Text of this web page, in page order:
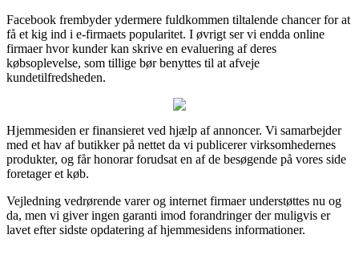
Facebook frembyder ydermere fuldkommen tiltalende chancer for at
få et kig ind i e-firmaets popularitet. I øvrigt ser vi endda online
firmaer hvor kunder kan skrive en evaluering af deres
købsoplevelse, som tillige bør benyttes til at afveje
kundetilfredsheden.
Hjemmesiden er finansieret ved hjælp af annoncer. Vi samarbejder
med et hav af butikker på nettet da vi publicerer virksomhedernes
produkter, og får honorar forudsat en af de besøgende på vores side
foretager et køb.
Vejledning vedrørende varer og internet firmaer understøttes nu og
da, men vi giver ingen garanti imod forandringer der muligvis er
lavet efter sidste opdatering af hjemmesidens informationer.